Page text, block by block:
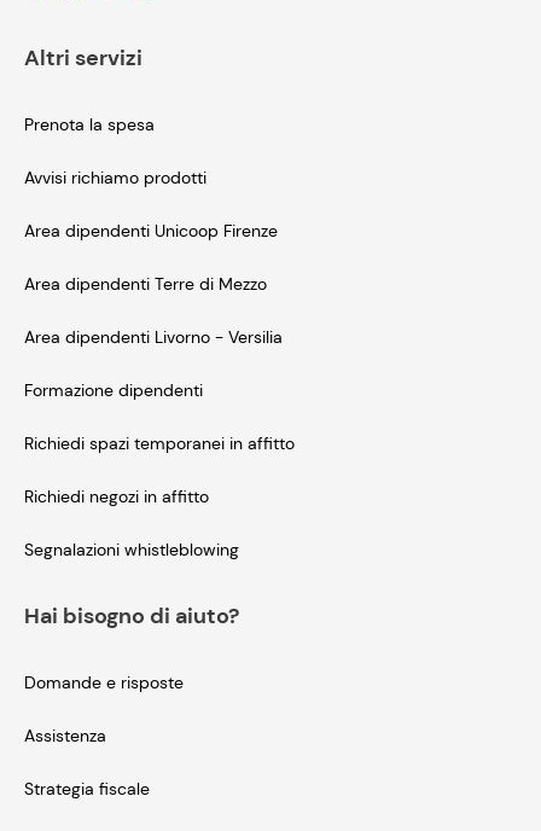
Altri servizi
Prenota la spesa
Avvisi richiamo prodotti
Area dipendenti Unicoop Firenze
Area dipendenti Terre di Mezzo
Area dipendenti Livorno - Versilia
Formazione dipendenti
Richiedi spazi temporanei in affitto
Richiedi negozi in affitto
Segnalazioni whistleblowing
Hai bisogno di aiuto?
Domande e risposte
Assistenza
Strategia fiscale